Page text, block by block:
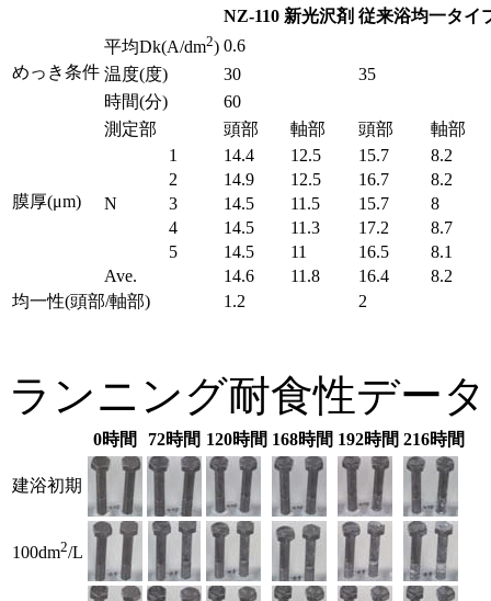
NZ-110 新光沢剤 従来浴均一タイ
めっき条件
平均Dk(A/dm2) 0.6
温度(度)
30
35
時間(分)
60
膜厚(μm)
測定部 頭部 軸部 頭部 軸部
N
1 14.4 12.5 15.7
8.2
2
14.9 12.5 16.7
8.2
3
14.5 11.5 15.7
8
4
14.5 11.3 17.2
8.7
5
14.5 11 16.5
8.1
Ave.
14.6 11.8 16.4
8.2
均一性(頭部/軸部)
1.2 2
ランニング耐食性データ
0時間 72時間 120時間 168時間 192時間 216時間
建浴初期
100dm2/L